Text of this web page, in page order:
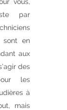
par
sont en
aux
des
les
à
mais